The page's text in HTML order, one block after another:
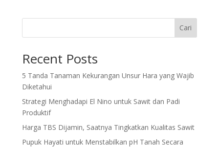
Cari
Recent Posts
5 Tanda Tanaman Kekurangan Unsur Hara yang Wajib
Diketahui
Strategi Menghadapi El Nino untuk Sawit dan Padi
Produktif
Harga TBS Dijamin, Saatnya Tingkatkan Kualitas Sawit
Pupuk Hayati untuk Menstabilkan pH Tanah Secara